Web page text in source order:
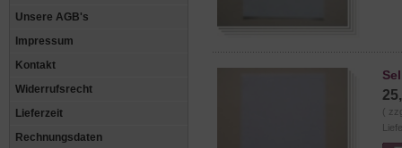
Unsere AGB's
Impressum
Kontakt
Widerrufsrecht
Lieferzeit
Rechnungsdaten
(